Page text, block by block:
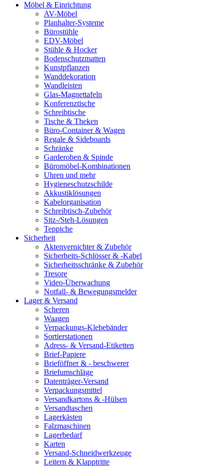
Möbel & Einrichtung
AV-Möbel
Planhalter-Systeme
Bürostühle
EDV-Möbel
Stühle & Hocker
Bodenschutzmatten
Kunstpflanzen
Wanddekoration
Wandleisten
Glas-Magnettafeln
Konferenztische
Schreibtische
Tische & Theken
Büro-Container & Wagen
Regale & Sideboards
Schränke
Garderoben & Spinde
Büromöbel-Kombinationen
Uhren und mehr
Hygieneschutzschilde
Akkustiklösungen
Kabelorganisation
Schreibtisch-Zubehör
Sitz-/Steh-Lösungen
Teppiche
Sicherheit
Aktenvernichter & Zubehör
Sicherheits-Schlösser & -Kabel
Sicherheitsschränke & Zubehör
Tresore
Video-Überwachung
Notfall- & Bewegungsmelder
Lager & Versand
Scheren
Waagen
Verpackungs-Klebebänder
Sortierstationen
Adress- & Versand-Etiketten
Brief-Papiere
Brieföffner & - beschwerer
Briefumschläge
Datenträger-Versand
Verpackungsmittel
Versandkartons & -Hülsen
Versandtaschen
Lagerkästen
Falzmaschinen
Lagerbedarf
Karten
Versand-Schneidwerkzeuge
Leitern & Klapptritte